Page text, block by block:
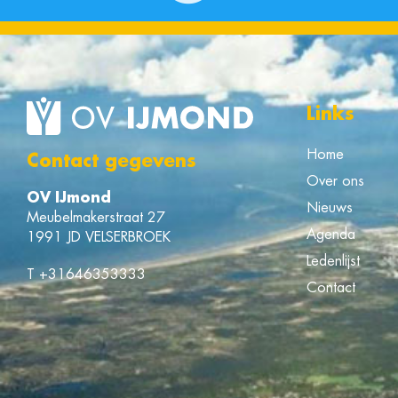
Contact gegevens
OV IJmond
Meubelmakerstraat 27
1991 JD VELSERBROEK
T +31646353333
Links
Home
Over ons
Nieuws
Agenda
Ledenlijst
Contact